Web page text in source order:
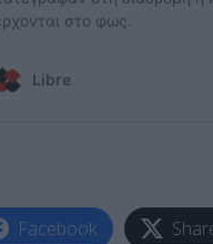
Facebook